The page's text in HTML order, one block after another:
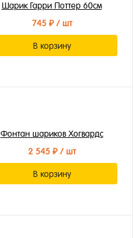
Шарик Гарри Поттер 60см
745 ₽/ шт
В корзину
Фонтан шариков Хогвардс
2 545 ₽/ шт
В корзину